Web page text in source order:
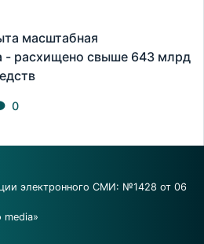
масштабная
- расхищено свыше 643 млрд
0
электронного СМИ: №1428 от 06